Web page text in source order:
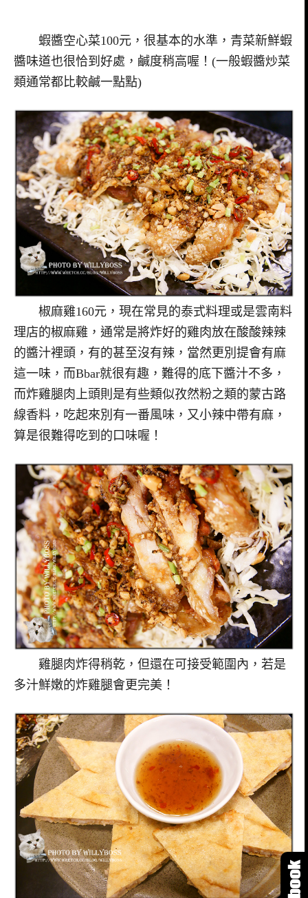
蝦醬空心菜100元，很基本的水準，青菜新鮮蝦
醬味道也很恰到好處，鹹度稍高喔！(一般蝦醬炒菜
類通常都比較鹹一點點)
椒麻雞160元，現在常見的泰式料理或是雲南料
理店的椒麻雞，通常是將炸好的雞肉放在酸酸辣辣
的醬汁裡頭，有的甚至沒有辣，當然更別提會有麻
這一味，而Bbar就很有趣，難得的底下醬汁不多，
而炸雞腿肉上頭則是有些類似孜然粉之類的蒙古路
線香料，吃起來別有一番風味，又小辣中帶有麻，
算是很難得吃到的口味喔！
雞腿肉炸得稍乾，但還在可接受範圍內，若是
多汁鮮嫩的炸雞腿會更完美！